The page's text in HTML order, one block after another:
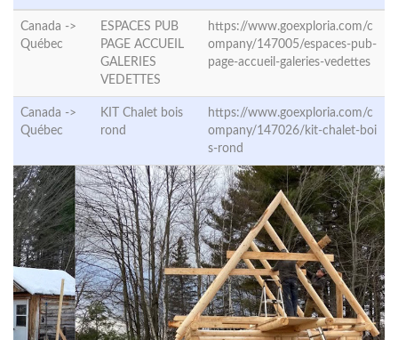
Canada ->
Québec
ESPACES PUB
PAGE ACCUEIL
GALERIES
VEDETTES
https://www.goexploria.com/c
ompany/147005/espaces-pub-
page-accueil-galeries-vedettes
Canada ->
Québec
KIT Chalet bois
rond
https://www.goexploria.com/c
ompany/147026/kit-chalet-boi
s-rond